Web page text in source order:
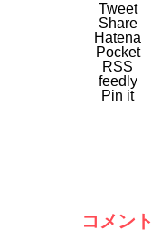
Tweet
Share
Hatena
Pocket
RSS
feedly
Pin it
コメント